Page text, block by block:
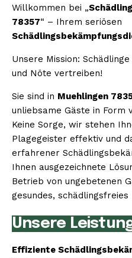
Willkommen bei „
78357“ – Ihrem seriösen
Unsere Mission:
und Nöte vertreiben!
Sie sind in Muehlingen
unliebsame Gäste in Form
Keine Sorge, wir stehen
Plagegeister effektiv und
erfahrener
Ihnen ausgezeichnete
Betrieb von ungebetenen
gesundes,
Unsere
Effiziente